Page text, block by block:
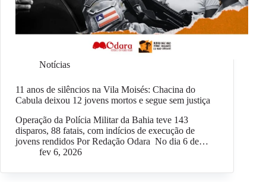
Notícias
11 anos de silêncios na Vila Moisés: Chacina do
Cabula deixou 12 jovens mortos e segue sem justiça
Operação da Polícia Militar da Bahia teve 143
disparos, 88 fatais, com indícios de execução de
jovens rendidos Por Redação Odara No dia 6 de…
fev 6, 2026